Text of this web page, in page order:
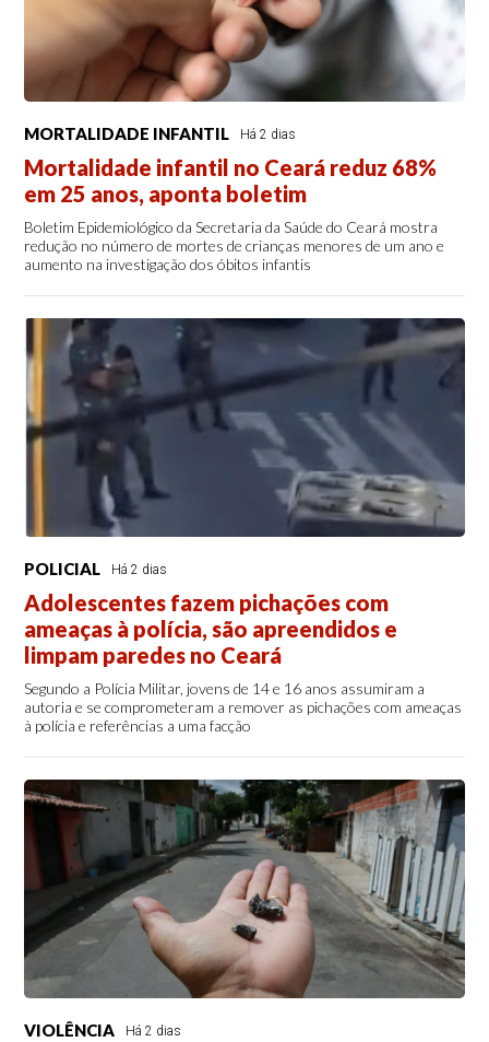
MORTALIDADE INFANTIL Há 2 dias
Mortalidade infantil no Ceará reduz 68%
em 25 anos, aponta boletim
Boletim Epidemiológico da Secretaria da Saúde do Ceará mostra
redução no número de mortes de crianças menores de um ano e
aumento na investigação dos óbitos infantis
POLICIAL Há 2 dias
Adolescentes fazem pichações com
ameaças à polícia, são apreendidos e
limpam paredes no Ceará
Segundo a Polícia Militar, jovens de 14 e 16 anos assumiram a
autoria e se comprometeram a remover as pichações com ameaças
à polícia e referências a uma facção
VIOLÊNCIA Há 2 dias